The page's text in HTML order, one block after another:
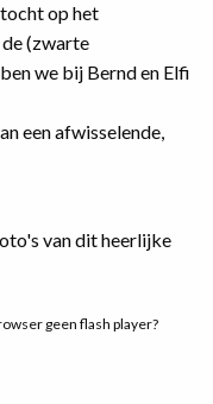
op het
(zwarte
we bij Bernd en Elfi
een afwisselende,
van dit heerlijke
geen flash player?